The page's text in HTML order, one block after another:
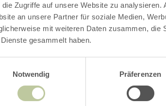
die Zugriffe auf unsere Website zu
an unsere Partner für soziale Medien,
mit weiteren Daten zusammen, die
gesammelt haben.
Notwendig
Präferenzen